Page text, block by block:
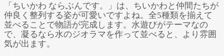
「ちいかわ ならぶんです。」は、ちいかわと仲間たちが
仲良く整列する姿が可愛いですよね。全5種類を揃えて
並べることで物語が完成します。水遊びがテーマなの
で、凝るなら水のジオラマを作って並べると、より雰囲
気が出ます。